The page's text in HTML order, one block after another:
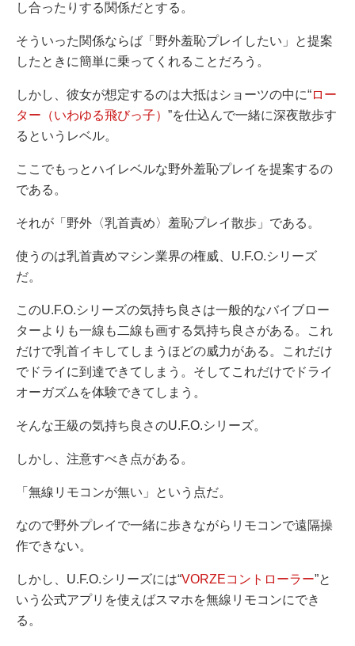
し合ったりする関係だとする。
そういった関係ならば「野外羞恥プレイしたい」と提案
したときに簡単に乗ってくれることだろう。
しかし、彼女が想定するのは大抵はショーツの中に“ロー
ター（いわゆる飛びっ子） ”を仕込んで一緒に深夜散歩す
るというレベル。
ここでもっとハイレベルな野外羞恥プレイを提案するの
である。
それが「野外〈乳首責め〉羞恥プレイ散歩」である。
使うのは乳首責めマシン業界の権威、U.F.O.シリーズ
だ。
このU.F.O.シリーズの気持ち良さは一般的なバイブロー
ターよりも一線も二線も画する気持ち良さがある。これ
だけで乳首イキしてしまうほどの威力がある。これだけ
でドライに到達できてしまう。そしてこれだけでドライ
オーガズムを体験できてしまう。
そんな王級の気持ち良さのU.F.O.シリーズ。
しかし、注意すべき点がある。
「無線リモコンが無い」という点だ。
なので野外プレイで一緒に歩きながらリモコンで遠隔操
作できない。
しかし、U.F.O.シリーズには“VORZEコントローラー”と
いう公式アプリを使えばスマホを無線リモコンにでき
る。